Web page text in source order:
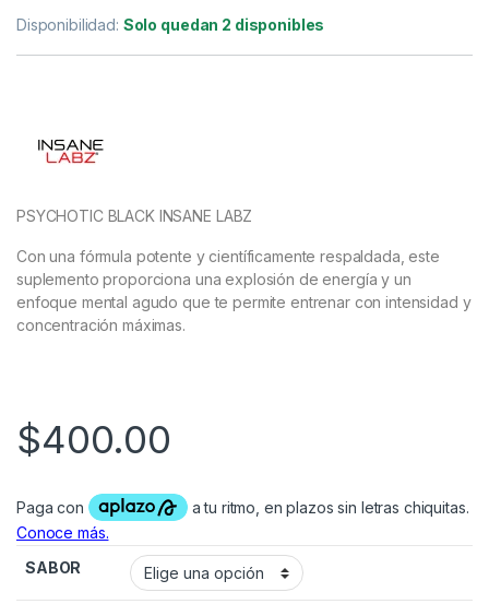
Disponibilidad: Solo quedan 2 disponibles
PSYCHOTIC BLACK INSANE LABZ
Con una fórmula potente y científicamente respaldada, este
suplemento proporciona una explosión de energía y un
enfoque mental agudo que te permite entrenar con intensidad y
concentración máximas.
$400.00
SABOR